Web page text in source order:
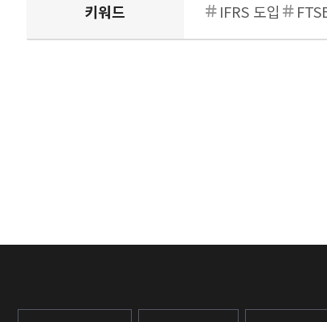
키워드 IFRS 도입